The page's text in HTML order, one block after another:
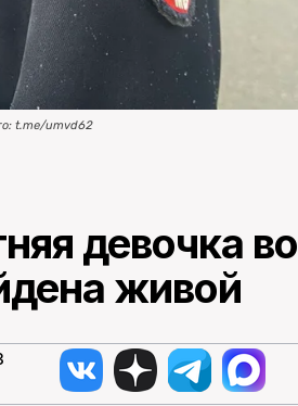
t.me/umvd62
девочка во
живой